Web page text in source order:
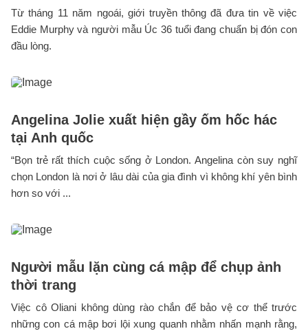
Từ tháng 11 năm ngoái, giới truyền thông đã đưa tin về việc
Eddie Murphy và người mẫu Úc 36 tuổi đang chuẩn bị đón con
đầu lòng.
Angelina Jolie xuất hiện gầy ốm hốc hác
tại Anh quốc
“Bọn trẻ rất thích cuộc sống ở London. Angelina còn suy nghĩ
chọn London là nơi ở lâu dài của gia đình vì không khí yên bình
hơn so với ...
Người mẫu lặn cùng cá mập để chụp ảnh
thời trang
Việc cô Oliani không dùng rào chắn để bảo vệ cơ thể trước
những con cá mập bơi lội xung quanh nhằm nhấn mạnh rằng,